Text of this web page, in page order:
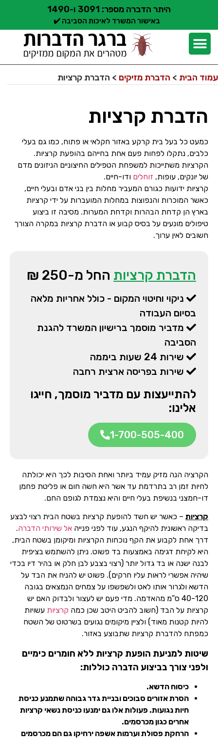
היתר הדברה מספר: 3091 ו-1490
באישור המשרד לאיכות הסביבה ✔️
עמוד הבית > הדברת מזיקים > הדברת קרציות
הדברת קרציות
כמעט כל בעל בית קרקע באזור חקלאי או פתוח, כמו גם בעלי
כלבים, נתקלו לפחות פעם אחת בחייהם בהופעת קרציות.
הקרציות משתייכות למשפחת הטפילים החיצוניים הניזונים מדם
של יונקים, עופות, זוחלים ודו-חיים.
קרציות ידועות כגורם המעביר מחלות בין בני אדם ובעלי חיים,
כאשר המוכרות והנפוצות במחלות המועברות על ידי קרציות
בארץ הן קדחת הבהרות וקדחת המערות. מסיבה זו ביצוע
טיפולים מונעים על בסיס קבוע או הדברת קרציות במקרה הצורך
חשובים לאין ערוך.
הדברת קרציות החל מ-250 ₪
ניקוי וחיטוי המקום - כולל אחריות מלאה
בסיום העבודה
מדביר מוסמך ברישיון המשרד להגנת
הסביבה
שירות 24 שעות ביממה
שירות בפריסה ארצית רחבה
להתייעצות עם מדביר מוסמך, חייגו
אלינו:
1-700-505-400
הקרציה הנה מזיק עמיד ביותר ואחת הסיבות לכך היא יכולתה
לחיות זמן רב בתרדמת עד אשר היא חשה חום או פליטת פחמן
דו-חמצני בנשיפת בעלי חיים והיא נצמדת לגופם החם.
קרציות – כאשר יש חשד להופעת קרציות בשטח הבית רצוי לבצע
בדיקה ראשונית להיקף הנגע, עוד לפני פנייה אל שירותי הדברה.
דרך אחת לקבוע את הקף נוכחות הקרציות ומיקומן בשטח הבית,
היא לקיחת דגימה באמצעות בד פשוט. ניתן להשתמש בציפית
לבנה ישנה או בד גדול יותר (רצוי בצבע לבן חלק או בהיר דיו בכדי
שיהיה אפשרי לראות עליו חרקים). פשוט יש להניח את הבד על
הדשא ולגרור אותו לאט ולשפשפו על צמחים הנמצאים בגובה
40-120 ס”מ מהאדמה. מדי פעם יש לעצור ולבדוק האם יש
קרציות על הבד (חשוב להביט היטב שכן כמה קרציות עשויות
להיות קטנות מאוד) ולציין מיקומים נגועים בשרטוט של השטח
כמפתח להדברת קרציות שתבוצע באזור.
שיטות למניעת הופעת קרציות ללא חומרים כימיים
ולפני צורך בביצוע הדברה כוללות:
כיסוח הדשא.
הסרת אזורים סבוכים ובניית גדר גבוהה שתמנע כניסת
חיות נגועות. פעולות אלו גם ימנעו כניסת נשאי קרציות
אחרים כגון מכרסמים.
הרחקת פסולת וערמות אשפה ירחיקו גם הם מכרסמים